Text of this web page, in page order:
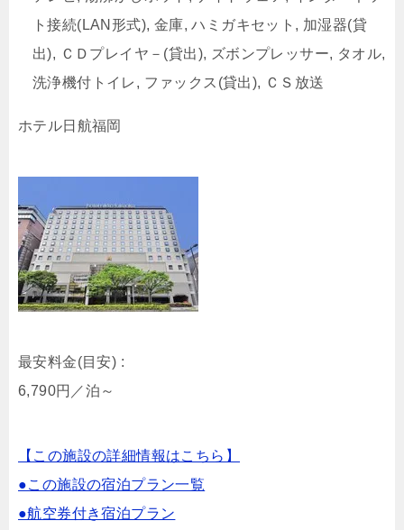
ト接続(LAN形式), 金庫, ハミガキセット, 加湿器(貸
出), ＣＤプレイヤ－(貸出), ズボンプレッサー, タオル,
洗浄機付トイレ, ファックス(貸出), ＣＳ放送
ホテル日航福岡
最安料金(目安) :
6,790円／泊 ～
【この施設の詳細情報はこちら】
●この施設の宿泊プラン一覧
●航空券付き宿泊プラン